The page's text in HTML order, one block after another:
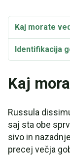
Kaj morate
Identifikacija
Kaj
Russula
saj sta obe
sivo in
precej večja